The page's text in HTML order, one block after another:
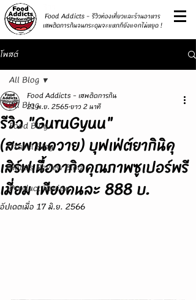
Food Addicts - รีวิวท่องเที่ยวและร้านอาหาร
เสพติดการกินจนกระดุมจะแหกก็ยังแ๑กไม่หยุด !
โพสต์
All Blog
Food Blog
Travel Blog
Hotels Review Blog
Product Review
All Blog
รีวิว "GuruGyuu"
(สะพานควาย) บุฟเฟ่ต์ยากินิคุ
เสิร์ฟเนื้อวากิวคุณภาพซูเปอร์พรี
เมี่ยม เพียงคนละ 888 บ.
Food Addicts - เสพติดการกิน
21 พ.ย. 2565ยาว 2 นาที
อัปเดตเมื่อ 17 มิ.ย. 2566